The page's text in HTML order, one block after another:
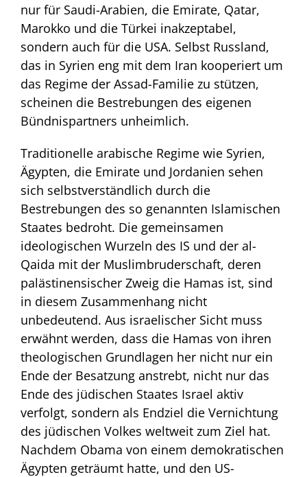
nur für Saudi-Arabien, die Emirate, Qatar,
Marokko und die Türkei inakzeptabel,
sondern auch für die USA. Selbst Russland,
das in Syrien eng mit dem Iran kooperiert um
das Regime der Assad-Familie zu stützen,
scheinen die Bestrebungen des eigenen
Bündnispartners unheimlich.
Traditionelle arabische Regime wie Syrien,
Ägypten, die Emirate und Jordanien sehen
sich selbstverständlich durch die
Bestrebungen des so genannten Islamischen
Staates bedroht. Die gemeinsamen
ideologischen Wurzeln des IS und der al-
Qaida mit der Muslimbruderschaft, deren
palästinensischer Zweig die Hamas ist, sind
in diesem Zusammenhang nicht
unbedeutend. Aus israelischer Sicht muss
erwähnt werden, dass die Hamas von ihren
theologischen Grundlagen her nicht nur ein
Ende der Besatzung anstrebt, nicht nur das
Ende des jüdischen Staates Israel aktiv
verfolgt, sondern als Endziel die Vernichtung
des jüdischen Volkes weltweit zum Ziel hat.
Nachdem Obama von einem demokratischen
Ägypten geträumt hatte, und den US-